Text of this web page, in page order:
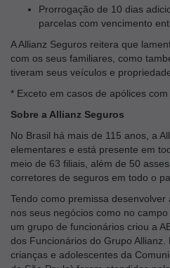
Prorrogação de 10 dias
parcelas com vencimento
A Allianz Seguros reitera que
com os seus familiares, como
tiveram seus veículos e
* Exceto em casos de apólices
Sobre a Allianz Seguros
No Brasil há mais de 115 anos, a
elementares e está presente em
meio de 63 filiais, além de 50
corretores de seguros em todo o
Tendo como premissa
nos seus negócios como no
um grupo de funcionários criou a
dos Funcionários do Grupo
crianças e adolescentes da